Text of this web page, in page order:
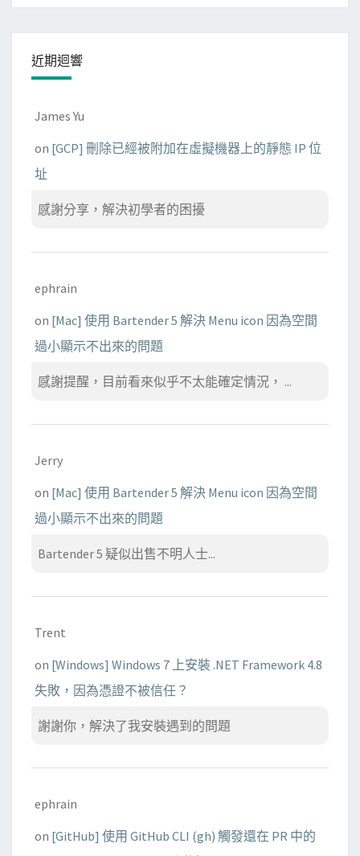
近期迴響
James Yu
on [GCP] 刪除已經被附加在虛擬機器上的靜態 IP 位
址
感謝分享，解決初學者的困擾
ephrain
on [Mac] 使用 Bartender 5 解決 Menu icon 因為空間
過小顯示不出來的問題
感謝提醒，目前看來似乎不太能確定情況， ...
Jerry
on [Mac] 使用 Bartender 5 解決 Menu icon 因為空間
過小顯示不出來的問題
Bartender 5 疑似出售不明人士...
Trent
on [Windows] Windows 7 上安裝 .NET Framework 4.8
失敗，因為憑證不被信任？
謝謝你，解決了我安裝遇到的問題
ephrain
on [GitHub] 使用 GitHub CLI (gh) 觸發還在 PR 中的